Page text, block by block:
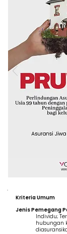
Kriteria Umum
Jenis Pemegang
Individu;
hubungan